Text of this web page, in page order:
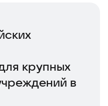
крупных
в